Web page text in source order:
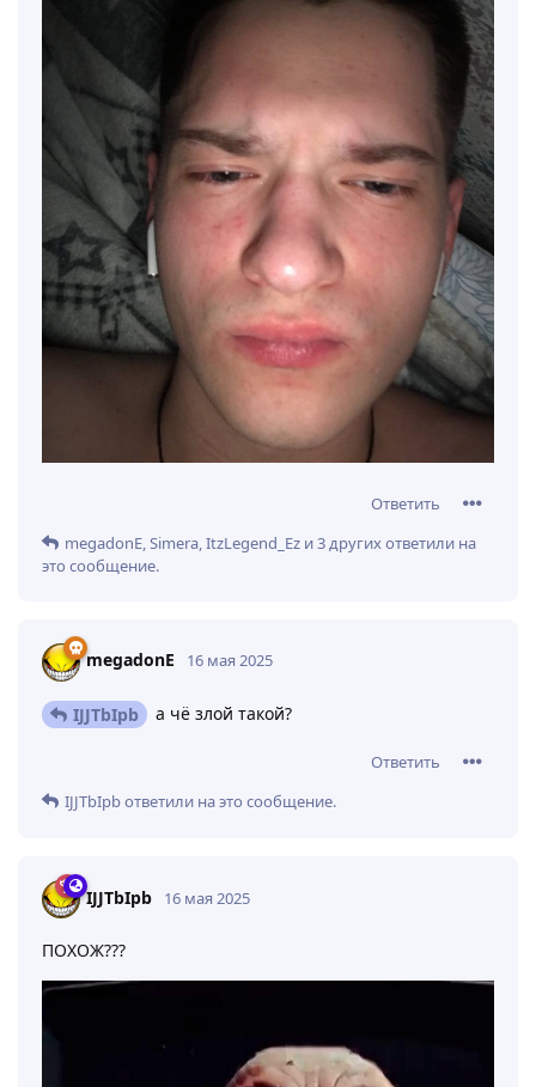
Ответить
megadonE,Simera,ItzLegend_Ez и3другихответили на
это сообщение.
megadonE 16 мая 2025
IJJTbIpb а чё злой такой?
Ответить
IJJTbIpbответили на это сообщение.
IJJTbIpb 16 мая 2025
ПОХОЖ???